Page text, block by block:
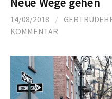
14/08/2018 /
KOMMENTAR